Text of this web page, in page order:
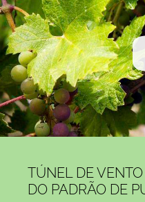
TÚNEL DE
DO PADRÃO DE